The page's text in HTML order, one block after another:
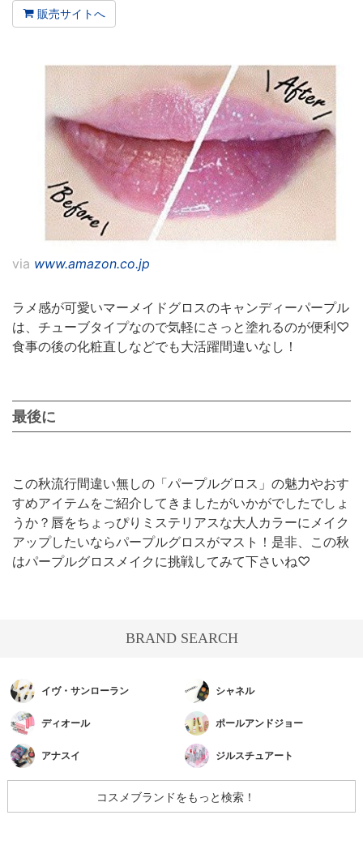
販売サイトへ
via www.amazon.co.jp
ラメ感が可愛いマーメイドグロスのキャンディーパープル
は、チューブタイプなので気軽にさっと塗れるのが便利♡
食事の後の化粧直しなどでも大活躍間違いなし！
最後に
この秋流行間違い無しの「パープルグロス」の魅力やおす
すめアイテムをご紹介してきましたがいかがでしたでしょ
うか？唇をちょっぴりミステリアスな大人カラーにメイク
アップしたいならパープルグロスがマスト！是非、この秋
はパープルグロスメイクに挑戦してみて下さいね♡
BRAND SEARCH
イヴ・サンローラン シャネル
ディオール ポールアンドジョー
アナスイ ジルスチュアート
コスメブランドをもっと検索！